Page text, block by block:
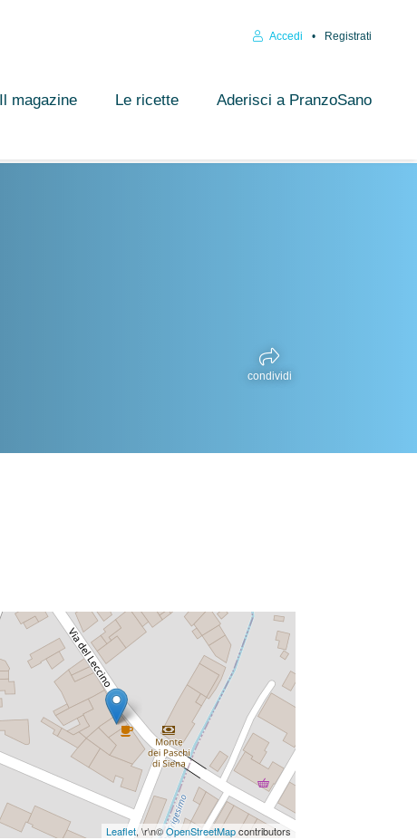
Accedi Registrati
Il magazine Le ricette Aderisci a PranzoSano
condividi
Leaflet, \r\n©OpenStreetMapcontributors